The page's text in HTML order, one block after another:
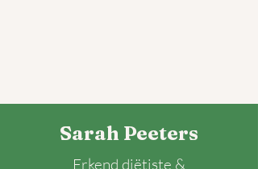
Sarah Peeters
Erkend diëtiste &